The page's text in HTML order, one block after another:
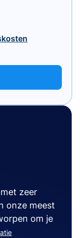
zeer
onze meest
om je